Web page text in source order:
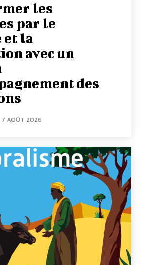
les
par le
et la
avec un
des
7 AOÛT 2026